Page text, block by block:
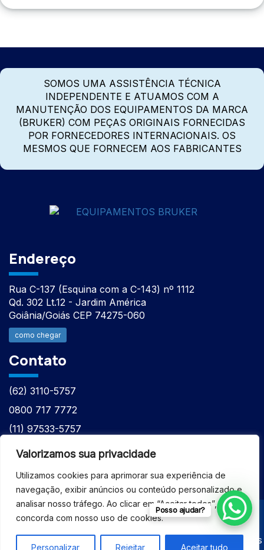
Valorizamos sua privacidade
Utilizamos cookies para aprimorar sua experiência de
navegação, exibir anúncios ou conteúdo personalizado e
analisar nosso tráfego. Ao clicar em “Aceitar todos”, você
concorda com nosso uso de cookies.
Personalizar Rejeitar Aceitar tudo
SOMOS UMA ASSISTÊNCIA TÉCNICA
INDEPENDENTE E ATUAMOS COM A
MANUTENÇÃO DOS EQUIPAMENTOS DA MARCA
(BRUKER) COM PEÇAS ORIGINAIS FORNECIDAS
POR FORNECEDORES INTERNACIONAIS. OS
MESMOS QUE FORNECEM AOS FABRICANTES
Endereço
Rua C-137 (Esquina com a C-143) nº 1112
Qd. 302 Lt.12 - Jardim América
Goiânia/Goiás CEP 74275-060
como chegar
Contato
(62) 3110-5757
0800 717 7772
(11) 97533-5757
(62) 98610-7777
© 2026 - ASSISTÊNCIA TÉCNICA ESPECIALIZADA
EQUIPAMENTOS BRUKER - Todos os direitos reservados
Posso ajudar?